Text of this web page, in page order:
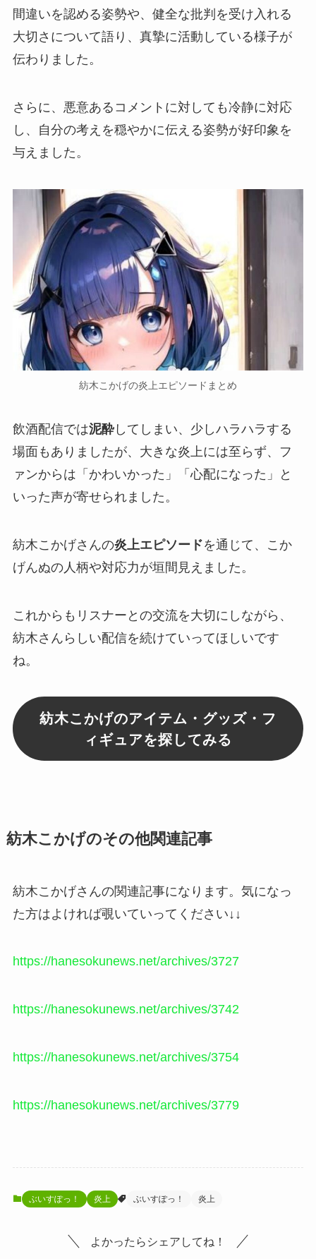
間違いを認める姿勢や、健全な批判を受け入れる
大切さについて語り、真摯に活動している様子が
伝わりました。
さらに、 悪意あるコメント に対しても冷静に対応
し、自分の考えを穏やかに伝える姿勢が好印象を
与えました。
紡木こかげの炎上エピソードまとめ
飲酒配信では泥酔してしまい、少しハラハラする
場面もありましたが、 大きな炎上には至らず、フ
ァンからは 「かわいかった」「心配になった」
と
いった声が寄せられました。
紡木こかげさんの炎上エピソードを通じて、こか
げんぬの人柄や対応力が垣間見えました。
これからもリスナーとの交流を大切にしながら、
紡木さんらしい配信を続けていってほしいです
ね。
紡木こかげのアイテム・グッズ・フ
ィギュアを探してみる
紡木こかげのその他関連記事
紡木こかげさんの関連記事になります。気になっ
た方はよければ覗いていってください↓↓
https://hanesokunews.net/archives/3727
https://hanesokunews.net/archives/3742
https://hanesokunews.net/archives/3754
https://hanesokunews.net/archives/3779
ぶいすぽっ！ 炎上 ぶいすぽっ！ 炎上
よかったらシェアしてね！